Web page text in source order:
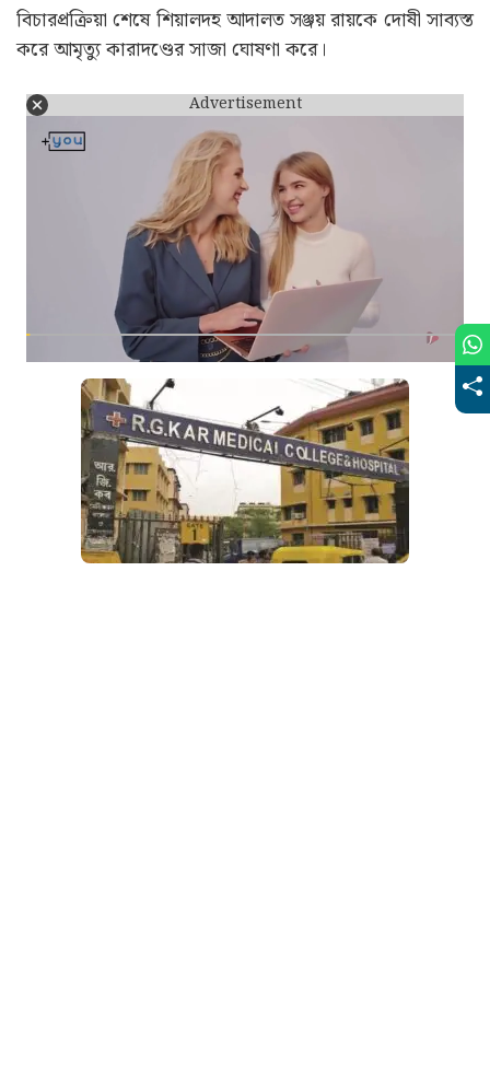
বিচারপ্রক্রিয়া শেষে শিয়ালদহ আদালত সঞ্জয় রায়কে দোষী সাব্যস্ত
করে আমৃত্যু কারাদণ্ডের সাজা ঘোষণা করে।
Advertisement